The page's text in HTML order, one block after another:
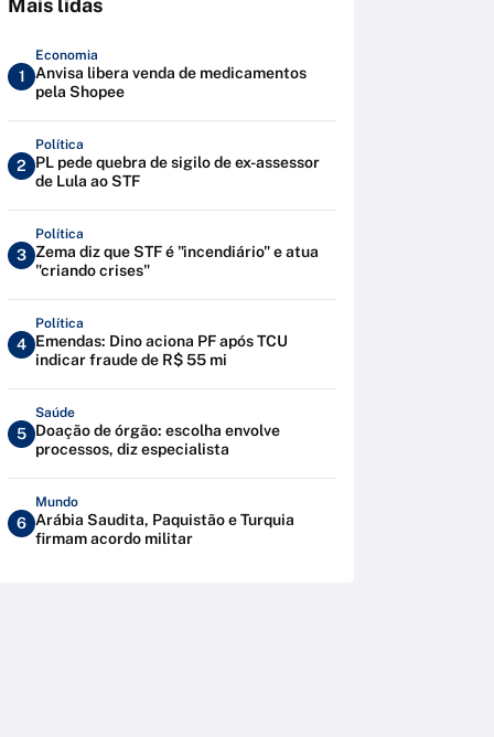
Mais lidas
1
Economia
Anvisa libera venda de medicamentos
pela Shopee
2
Política
PL pede quebra de sigilo de ex-assessor
de Lula ao STF
3
Política
Zema diz que STF é "incendiário" e atua
"criando crises"
4
Política
Emendas: Dino aciona PF após TCU
indicar fraude de R$ 55 mi
5
Saúde
Doação de órgão: escolha envolve
processos, diz especialista
6
Mundo
Arábia Saudita, Paquistão e Turquia
firmam acordo militar